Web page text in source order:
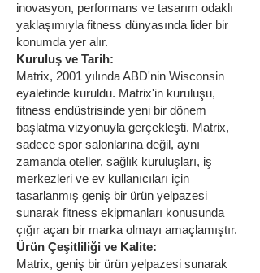
inovasyon, performans ve tasarım odaklı
yaklaşımıyla fitness dünyasında lider bir
konumda yer alır.
Kuruluş ve Tarih:
Matrix, 2001 yılında ABD'nin Wisconsin
eyaletinde kuruldu. Matrix'in kuruluşu,
fitness endüstrisinde yeni bir dönem
başlatma vizyonuyla gerçekleşti. Matrix,
sadece spor salonlarına değil, aynı
zamanda oteller, sağlık kuruluşları, iş
merkezleri ve ev kullanıcıları için
tasarlanmış geniş bir ürün yelpazesi
sunarak fitness ekipmanları konusunda
çığır açan bir marka olmayı amaçlamıştır.
Ürün Çeşitliliği ve Kalite:
Matrix, geniş bir ürün yelpazesi sunarak